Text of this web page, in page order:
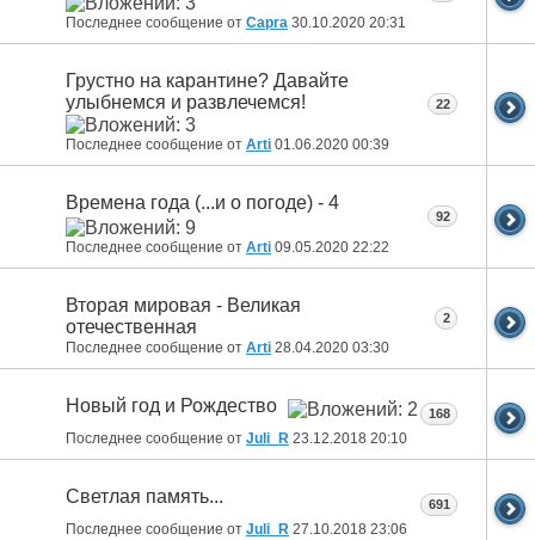
Последнее сообщение от Capra 30.10.2020 20:31
Грустно на карантине? Давайте
улыбнемся и развлечемся!
Последнее сообщение от Arti 01.06.2020 00:39
22
Времена года (...и о погоде) - 4
Последнее сообщение от Arti 09.05.2020 22:22
92
Вторая мировая - Великая
отечественная
Последнее сообщение от Arti 28.04.2020 03:30
2
Новый год и Рождество
Последнее сообщение от Juli_R 23.12.2018 20:10
168
Светлая память...
Последнее сообщение от Juli_R 27.10.2018 23:06
691